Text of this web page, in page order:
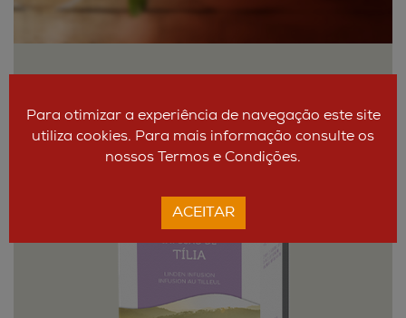
Para otimizar a experiência de navegação este site
utiliza cookies. Para mais informação consulte os
nossos Termos e Condições.
ACEITAR